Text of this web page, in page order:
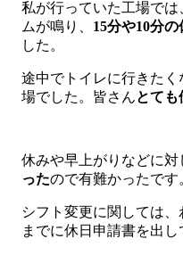
私が行っていた工場で
ムが鳴り、 15分や10分の
した。
途中でトイレに行きた
場でした。皆さんとても
休みや早上がりなどに対
ったので有難かったです
シフト変更に関しては
までに休日申請書を出し